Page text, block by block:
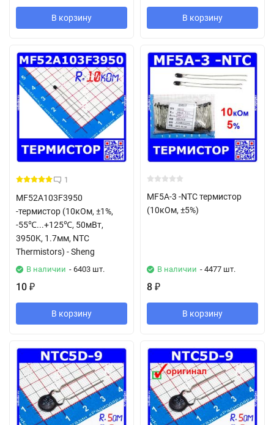
В корзину В корзину
1
MF52A103F3950
-термистор (10кОм, ±1%,
-55℃...+125℃, 50мВт,
3950K, 1.7мм, NTC
Thermistors) - Sheng
В наличии - 6403 шт.
10 ₽
В корзину
MF5A-3 -NTC термистор
(10кОм, ±5%)
В наличии - 4477 шт.
8 ₽
В корзину